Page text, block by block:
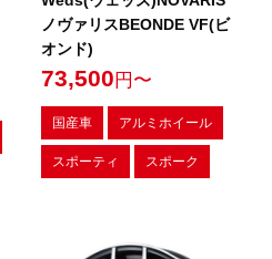
ノヴァリスBEONDE VF(ビ
オンド)
73,500 円〜
国産車 アルミホイール
スポーティ スポーク